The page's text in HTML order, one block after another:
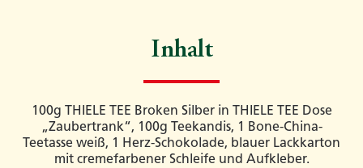
Inhalt
100g THIELE TEE Broken Silber in THIELE TEE Dose
„Zaubertrank“, 100g Teekandis, 1 Bone-China-
Teetasse weiß, 1 Herz-Schokolade, blauer Lackkarton
mit cremefarbener Schleife und Aufkleber.